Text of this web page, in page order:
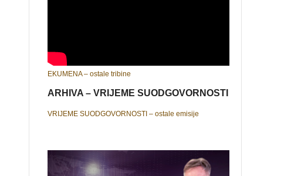
EKUMENA – ostale tribine
ARHIVA – VRIJEME SUODGOVORNOSTI
VRIJEME SUODGOVORNOSTI – ostale emisije